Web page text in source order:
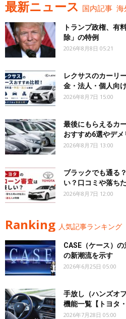
最新ニュース 国内記事 海
トランプ政権、有
除」の特例
2026年8月8日 05:21
レクサスのカーリ
金・法人・個人向
2026年8月7日 15:00
最後にもらえるカ
おすすめ6選やデメ
2026年8月7日 13:00
ブラックでも通る
い？口コミや落ち
2026年8月7日 12:00
Ranking 人気記事ランキング
CASE（ケース）
の新潮流を示す
2026年6月25日 05:00
手放し（ハンズオ
機能一覧【トヨタ
2026年7月28日 05:00